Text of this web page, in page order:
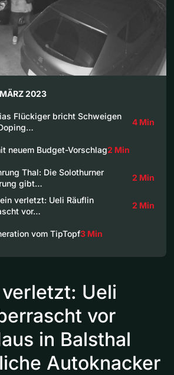
2023
Flückiger bricht Schweigen
4 Min
neuem Budget-Vorschlag2 Min
Thal: Die Solothurner
gibt…
2 Min
verletzt: Ueli Räuflin
vor…
2 Min
vom TipTopf3 Min
Ueli
vor
in Balsthal
Autoknacker